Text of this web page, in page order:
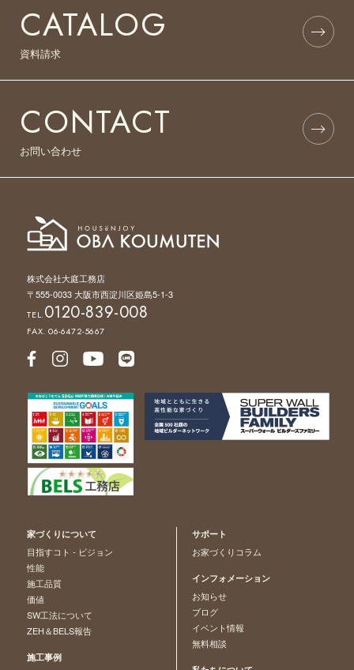
CATALOG
資料請求
CONTACT
お問い合わせ
株式会社大庭工務店
〒555-0033 大阪市西淀川区姫島5-1-3
TEL.0120-839-008
FAX. 06-6472-5667
家づくりについて
目指すコト - ビジョン
性能
施工品質
価値
SW工法について
ZEH＆BELS報告
施工事例
サポート
お家づくりコラム
インフォメーション
お知らせ
ブログ
イベント情報
無料相談